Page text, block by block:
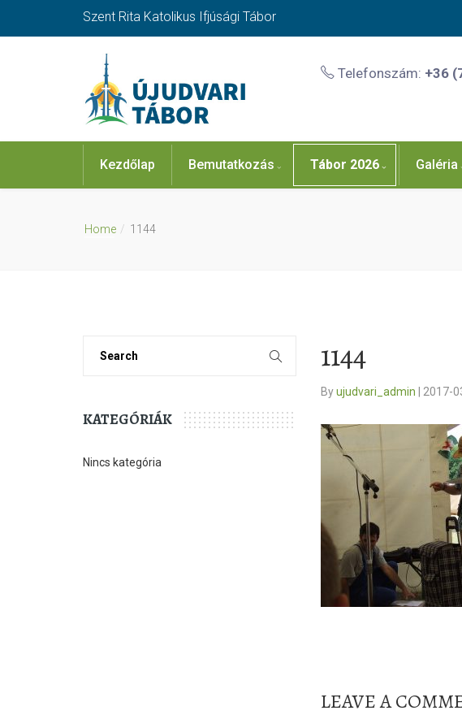
Szent Rita Katolikus Ifjúsági Tábor
Telefonszám: +36
Kezdőlap Bemutatkozás Tábor 2026 Galéria
Home 1144
KATEGÓRIÁK
Nincs kategória
1144
Byujudvari_admin 2017-
LEAVE A